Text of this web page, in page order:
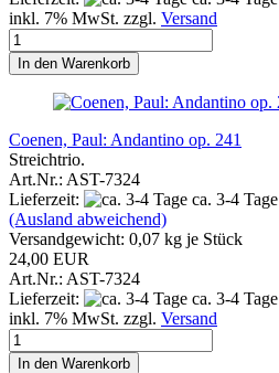
inkl. 7% MwSt. zzgl. Versand
In den Warenkorb
Coenen, Paul: Andantino op. 241
Streichtrio.
Art.Nr.: AST-7324
Lieferzeit:
ca. 3-4 Tage
(Ausland abweichend)
Versandgewicht: 0,07 kg je Stück
24,00 EUR
Art.Nr.: AST-7324
Lieferzeit:
ca. 3-4 Tage
inkl. 7% MwSt. zzgl. Versand
In den Warenkorb